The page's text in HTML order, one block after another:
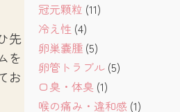
先
を
お
冠元顆粒 (11)
冷え性 (4)
卵巣嚢腫(5)
卵管トラブル(5)
口臭・体臭 (1)
喉の痛み・違和感 (1)